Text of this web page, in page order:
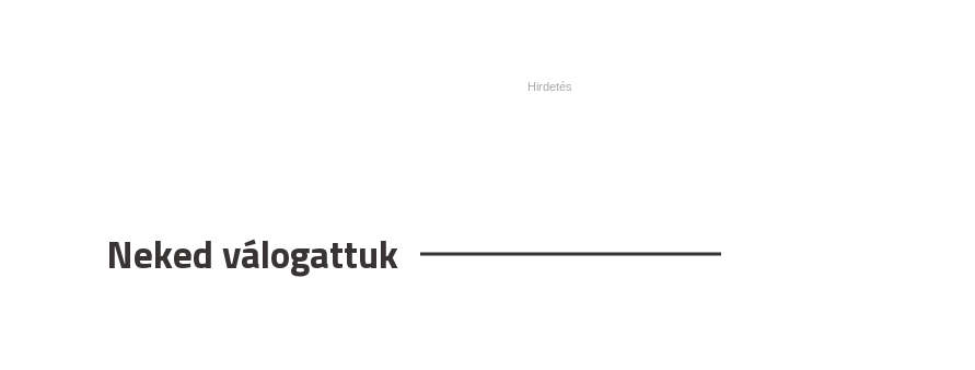
Neked válogattuk